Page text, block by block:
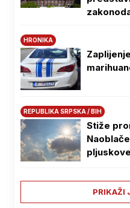
HRONIKA
REPUBLIKA SRPSKA / BIH
Stiže
pljuskove
PRIKAŽI